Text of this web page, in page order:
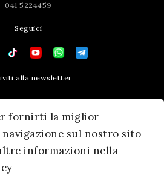
fornirti la miglior
navigazione sul nostro sito
informazioni nella
041 5224459
Seguici
alla newsletter
Contatti